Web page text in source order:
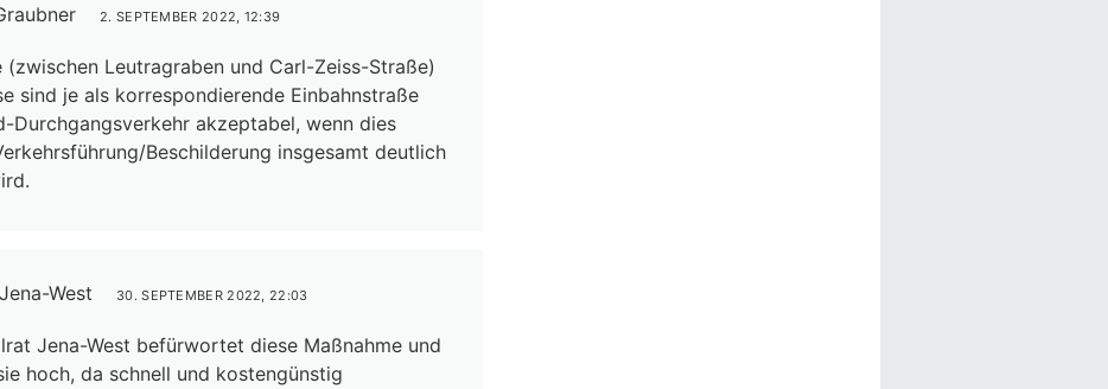
2. SEPTEMBER 2022, 12:39
(zwischen Leutragraben und Carl-Zeiss-Straße)
sind je als korrespondierende Einbahnstraße
Durchgangsverkehr akzeptabel, wenn dies
Beschilderung insgesamt deutlich
West 30. SEPTEMBER 2022, 22:03
Jena-West befürwortet diese Maßnahme und
hoch, da schnell und kostengünstig